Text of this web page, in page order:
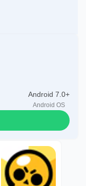
Android 7.0+
Android OS